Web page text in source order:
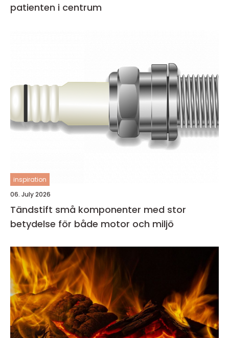
patienten i centrum
inspiration
06. July 2026
Tändstift små komponenter med stor
betydelse för både motor och miljö